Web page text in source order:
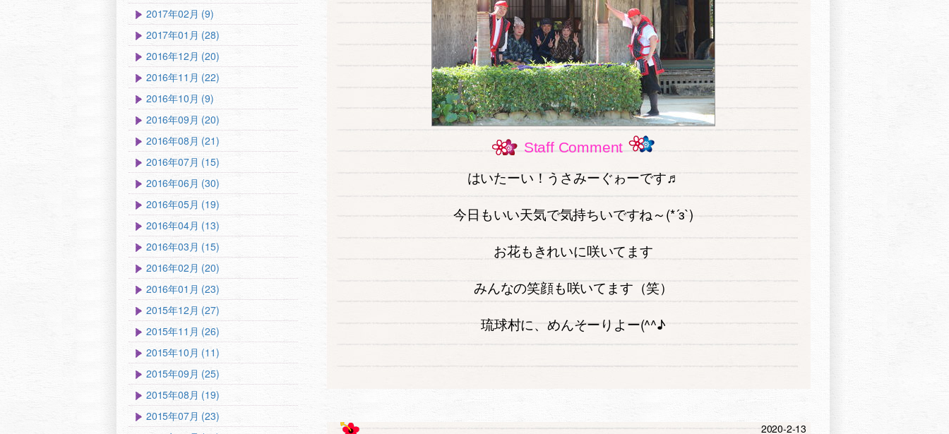
Staff Comment
はいたーい！うさみーぐゎーです♬
今日もいい天気で気持ちいですね～(*´з`)
お花もきれいに咲いてます
みんなの笑顔も咲いてます（笑）
琉球村に、めんそーりよー(^^♪
2020-2-13
2017年02月 (9)
2017年01月 (28)
2016年12月 (20)
2016年11月 (22)
2016年10月 (9)
2016年09月 (20)
2016年08月 (21)
2016年07月 (15)
2016年06月 (30)
2016年05月 (19)
2016年04月 (13)
2016年03月 (15)
2016年02月 (20)
2016年01月 (23)
2015年12月 (27)
2015年11月 (26)
2015年10月 (11)
2015年09月 (25)
2015年08月 (19)
2015年07月 (23)